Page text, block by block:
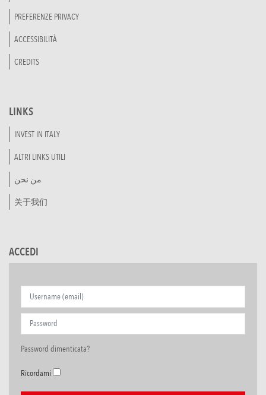
PREFERENZE PRIVACY
ACCESSIBILITÀ
CREDITS
LINKS
INVEST IN ITALY
ALTRI LINKS UTILI
من نحن
关于我们
ACCEDI
Password dimenticata?
Ricordami